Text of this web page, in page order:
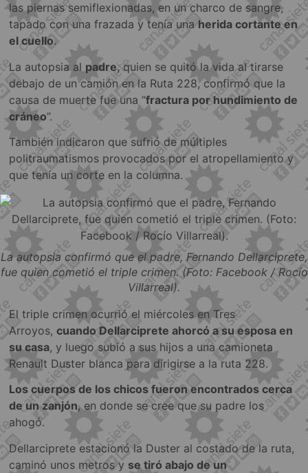
las piernas semiflexionadas, en un charco de sangre,
tapado con una frazada y tenía unaherida cortante en
el cuello.
La autopsia al padre, quien se quitó la vida al tirarse
debajo de un camión en la Ruta 228, confirmó que la
causa de muerte fue una “fractura por hundimiento de
cráneo”.
También indicaron que sufrió de múltiples
politraumatismos provocados por el atropellamiento y
que tenía un corte en la columna.
La autopsia confirmó que el padre, Fernando Dellarciprete,
fue quien cometió el triple crimen. (Foto: Facebook / Rocío
Villarreal).
El triple crimen ocurrió el miércoles en Tres
Arroyos,cuando Dellarciprete ahorcó a su esposa en
su casa, y luego subió a sus hijos a una camioneta
Renault Duster blanca para dirigirse a la ruta 228.
Los cuerpos de los chicos fueron encontrados cerca
de un zanjón, en donde se cree que su padre los
ahogó.
Dellarciprete estacionó la Duster al costado de la ruta,
caminó unos metros y se tiró abajo de un